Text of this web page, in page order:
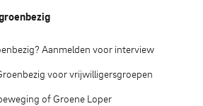
Aanmelden voor interview
voor vrijwilligersgroepen
of Groene Loper